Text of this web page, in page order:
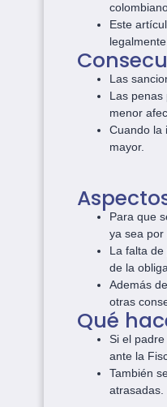
Este
Las
Las penas
menor
Cuando la
mayor.
Para que
ya sea por
La falta
de la
Además
otras
Qué
Si el
ante la
También
atrasadas.